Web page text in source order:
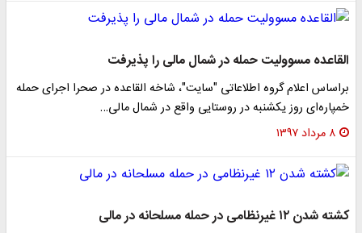
القاعده مسوولیت حمله در شمال مالی را پذیرفت
براساس اعلام گروه اطلاعاتی "سایت"، شاخه القاعده در صحرا اجرای حمله‌
خمپاره‌ای روز یکشنبه در روستایی واقع در شمال مالی…
۸ مرداد ۱۳۹۷
کشته شدن ۱۲ غیرنظامی در حمله مسلحانه در مالی